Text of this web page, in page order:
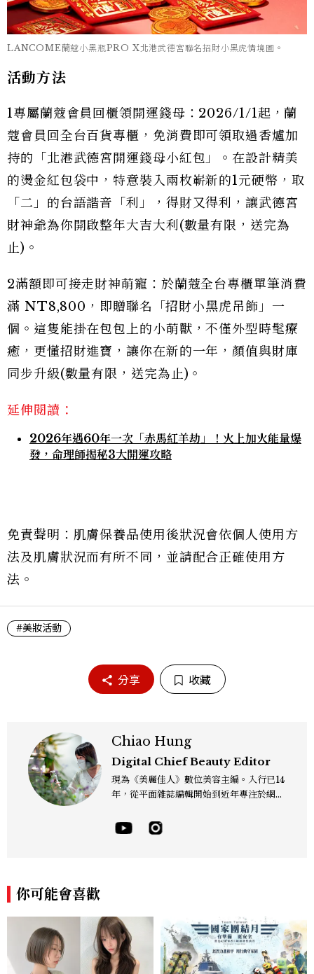
LANCOME蘭蔻小黑瓶PRO X北港武德宮聯名招財小黑虎情境圖。
活動方法
1專屬蘭蔻會員回櫃領開運錢母：2026/1/1起，蘭
蔻會員回全台百貨專櫃，免消費即可領取過香爐加
持的「北港武德宮開運錢母小紅包」。在設計精美
的燙金紅包袋中，特意裝入兩枚嶄新的1元硬幣，取
「二」的台語諧音「利」，得財又得利，讓武德宮
財神爺為你開啟整年大吉大利(數量有限，送完為
止)。
2滿額即可接走財神萌寵：於蘭蔻全台專櫃單筆消費
滿 NT8,800，即贈聯名「招財小黑虎吊飾」一
個。這隻能掛在包包上的小萌獸，不僅外型時髦療
癒，更懂招財進寶，讓你在新的一年，顏值與財庫
同步升級(數量有限，送完為止)。
延伸閱讀：
2026年遇60年一次「赤馬紅羊劫」！火上加火能量爆
發，命理師揭秘3大開運攻略
免責聲明：肌膚保養品使用後狀況會依個人使用方
法及肌膚狀況而有所不同，並請配合正確使用方
法。
#美妝活動
分享 收藏
Chiao Hung
Digital Chief Beauty Editor
現為《美麗佳人》數位美容主編。入行已14
年，從平面雜誌編輯開始到近年專注於網路
耕彩妝、保養、香氛、頭髮...等與美有關的
面向。擅長以細膩敏銳的觀察力，深入報導
你可能會喜歡